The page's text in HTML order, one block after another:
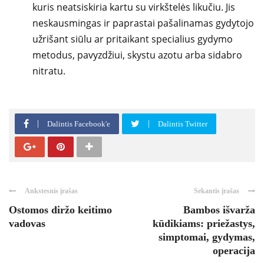
kuris neatsiskiria kartu su virkštelės likučiu. Jis
neskausmingas ir paprastai pašalinamas gydytojo
užrišant siūlu ar pritaikant specialius gydymo
metodus, pavyzdžiui, skystu azotu arba sidabro
nitratu.
Dalintis Facebook'e Dalintis Twitter
Ankstesnis įrašas
Ostomos diržo keitimo
vadovas
Sekantis įrašas
Bambos išvarža
kūdikiams: priežastys,
simptomai, gydymas,
operacija